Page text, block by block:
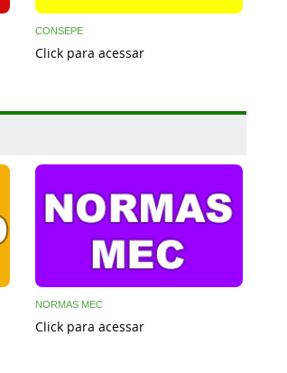
CONSEPE
Click para acessar
NORMAS MEC
Click para acessar